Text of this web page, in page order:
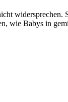
wie Babys in